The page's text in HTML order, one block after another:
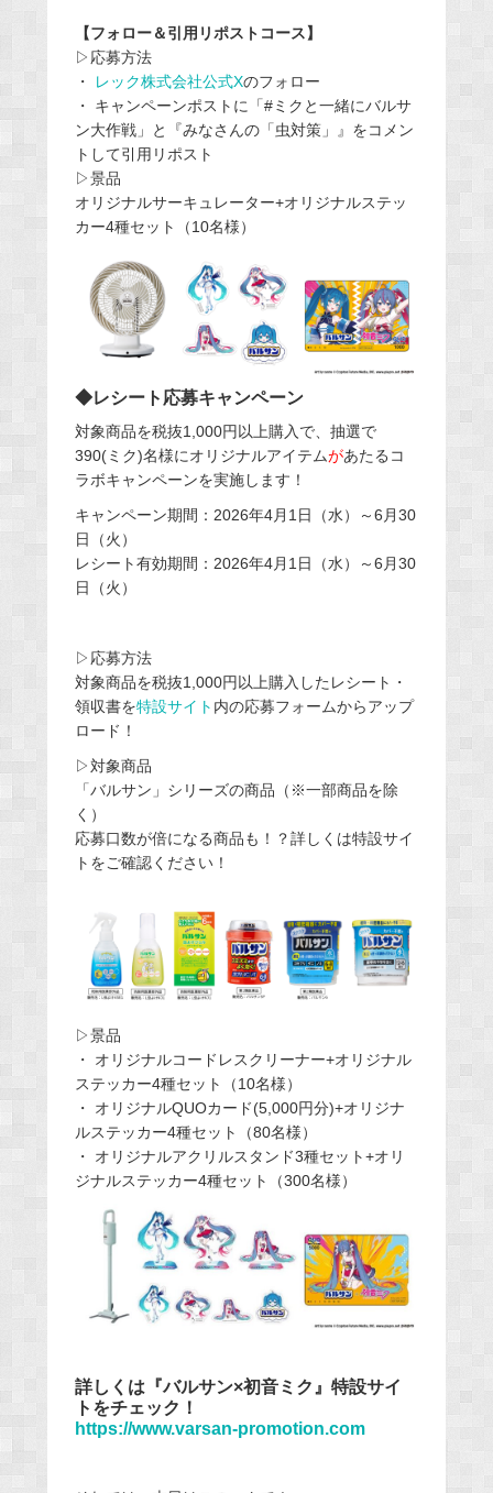
【フォロー＆引用リポストコース】
▷応募方法
・
レック株式会社公式Xのフォロー
・ キャンペーンポストに「#ミクと一緒にバルサ
ン大作戦」と『みなさんの「虫対策」』をコメン
トして引用リポスト
▷景品
オリジナルサーキュレーター+オリジナルステッ
カー4種セット（10名様）
◆レシート応募キャンペーン
対象商品を税抜1,000円以上購入で、抽選で
390(ミク)名様にオリジナルアイテムがあたるコ
ラボキャンペーンを実施します！
キャンペーン期間：2026年4月1日（水）～6月30
日（火）
レシート有効期間：2026年4月1日（水）～6月30
日（火）
▷応募方法
対象商品を税抜1,000円以上購入したレシート・
領収書を特設サイト 内の応募フォームからアップ
ロード！
▷対象商品
「バルサン」シリーズの商品（※一部商品を除
く）
応募口数が倍になる商品も！？詳しくは特設サイ
トをご確認ください！
▷景品
・ オリジナルコードレスクリーナー+オリジナル
ステッカー4種セット（10名様）
・ オリジナルQUOカード(5,000円分)+オリジナ
ルステッカー4種セット（80名様）
・ オリジナルアクリルスタンド3種セット+オリ
ジナルステッカー4種セット（300名様）
詳しくは『バルサン×初音ミク』特設サイ
トをチェック！
https://www.varsan-promotion.com